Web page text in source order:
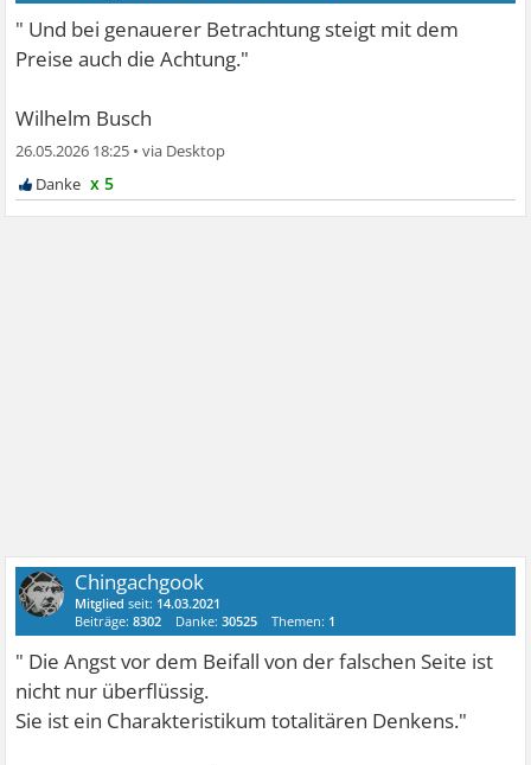
" Und bei genauerer Betrachtung steigt mit dem
Preise auch die Achtung."
Wilhelm Busch
26.05.2026 18:25 •
x 5
Chingachgook
Mitglied seit: 14.03.2021
Beiträge:8302 Danke:30525 Themen: 1
" Die Angst vor dem Beifall von der falschen Seite ist
nicht nur überflüssig.
Sie ist ein Charakteristikum totalitären Denkens."